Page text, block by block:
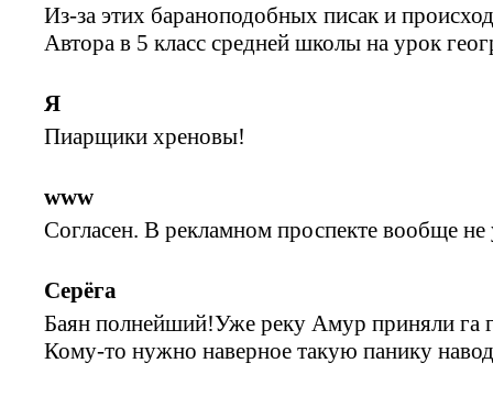
Из-за этих бараноподобных писак и
Автора в 5 класс средней школы на урок
Я
Пиарщики хреновы!
www
Согласен. В рекламном проспекте вообще
Серёга
Баян полнейший!Уже реку Амур приняли га
Кому-то нужно наверное такую панику